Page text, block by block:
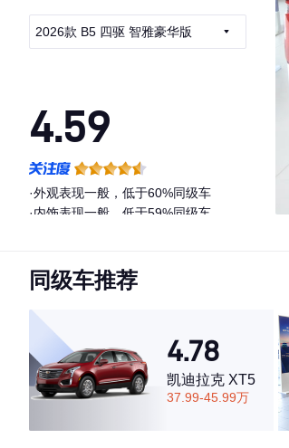
2026款 B5 四驱 智雅豪华版
4.59
·外观表现一般，低于60%同级车
·内饰表现一般，低于59%同级车
同级车推荐
4.78
凯迪拉克 XT5
37.99-45.99万